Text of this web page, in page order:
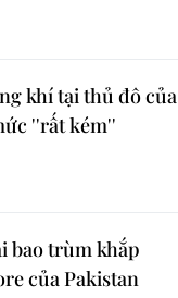
khí tại thủ đô của
''rất kém''
bao trùm khắp
của Pakistan